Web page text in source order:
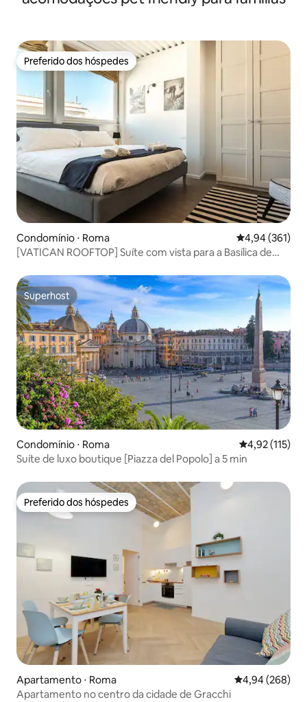
Preferido dos hóspedes
Preferido dos hóspedes
Condomínio ⋅ Roma 4,94 de uma
4,94 (361)
[VATICAN ROOFTOP] Suíte com vista para a Basílica de
Superhost
Superhost
Condomínio ⋅ Roma 4,92 de uma
4,92 (115)
Suíte de luxo boutique [Piazza del Popolo] a 5 min
Preferido dos hóspedes
Preferido dos hóspedes
Apartamento ⋅ Roma 4,94 de uma
4,94 (268)
Apartamento no centro da cidade de Gracchi